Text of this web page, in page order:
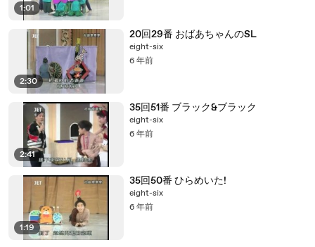
1:01
2:30
20回29番 おばあちゃんのSL
eight-six
6 年前
2:41
35回51番 ブラック&ブラック
eight-six
6 年前
1:19
35回50番 ひらめいた!
eight-six
6 年前